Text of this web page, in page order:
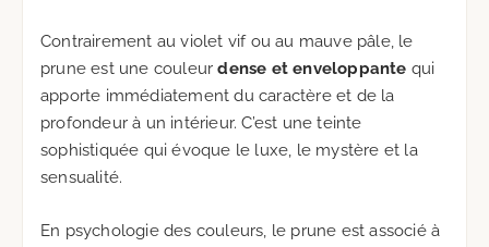
Contrairement au violet vif ou au mauve pâle, le
prune est une couleurdense et enveloppante qui
apporte immédiatement du caractère et de la
profondeur à un intérieur. C’est une teinte
sophistiquée qui évoque le luxe, le mystère et la
sensualité.
En psychologie des couleurs, le prune est associé à